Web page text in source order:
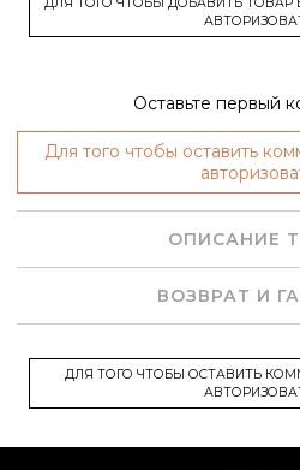
Оставьте первый
Для того чтобы оставить
ОПИСАНИЕ
ВОЗВРАТ И
ДЛЯ ТОГО ЧТОБЫ ОСТАВИТЬ